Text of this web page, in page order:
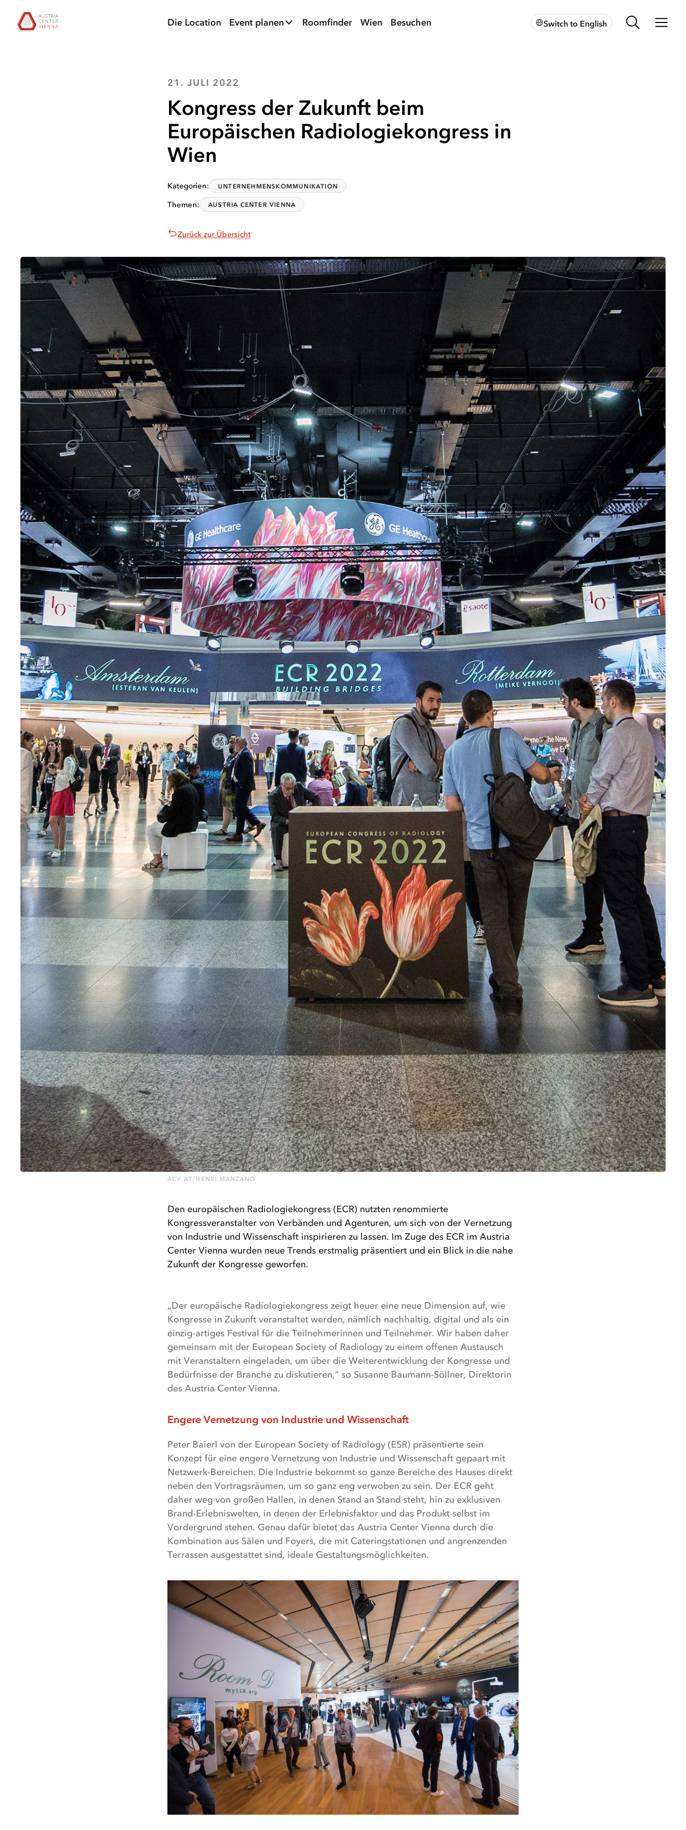
Hauptnavigation
springen
Austria Center Vienna: Zur Startseite
Die Location Event planen Roomfinder Wien Besuchen Switch to English
Suche
21. JULI 2022
Kongress der Zukunft beim
Europäischen Radiologiekongress in
Wien
Kategorien: UNTERNEHMENSKOMMUNIKATION
Themen: AUSTRIA CENTER VIENNA
Zurück zur Übersicht
ACV.AT/HENRI MANZANO
Den europäischen Radiologiekongress (ECR) nutzten renommierte
Kongressveranstalter von Verbänden und Agenturen, um sich von der Vernetzung
von Industrie und Wissenschaft inspirieren zu lassen. Im Zuge des ECR im Austria
Center Vienna wurden neue Trends erstmalig präsentiert und ein Blick in die nahe
Zukunft der Kongresse geworfen.
„Der europäische Radiologiekongress zeigt heuer eine neue Dimension auf, wie
Kongresse in Zukunft veranstaltet werden, nämlich nachhaltig, digital und als ein
einzig-artiges Festival für die Teilnehmerinnen und Teilnehmer. Wir haben daher
gemeinsam mit der European Society of Radiology zu einem offenen Austausch
mit Veranstaltern eingeladen, um über die Weiterentwicklung der Kongresse und
Bedürfnisse der Branche zu diskutieren,“ so Susanne Baumann-Söllner, Direktorin
des Austria Center Vienna.
Engere Vernetzung von Industrie und Wissenschaft
Peter Baierl von der European Society of Radiology (ESR) präsentierte sein
Konzept für eine engere Vernetzung von Industrie und Wissenschaft gepaart mit
Netzwerk-Bereichen. Die Industrie bekommt so ganze Bereiche des Hauses direkt
neben den Vortragsräumen, um so ganz eng verwoben zu sein. Der ECR geht
daher weg von großen Hallen, in denen Stand an Stand steht, hin zu exklusiven
Brand-Erlebniswelten, in denen der Erlebnisfaktor und das Produkt selbst im
Vordergrund stehen. Genau dafür bietet das Austria Center Vienna durch die
Kombination aus Sälen und Foyers, die mit Cateringstationen und angrenzenden
Terrassen ausgestattet sind, ideale Gestaltungsmöglichkeiten.